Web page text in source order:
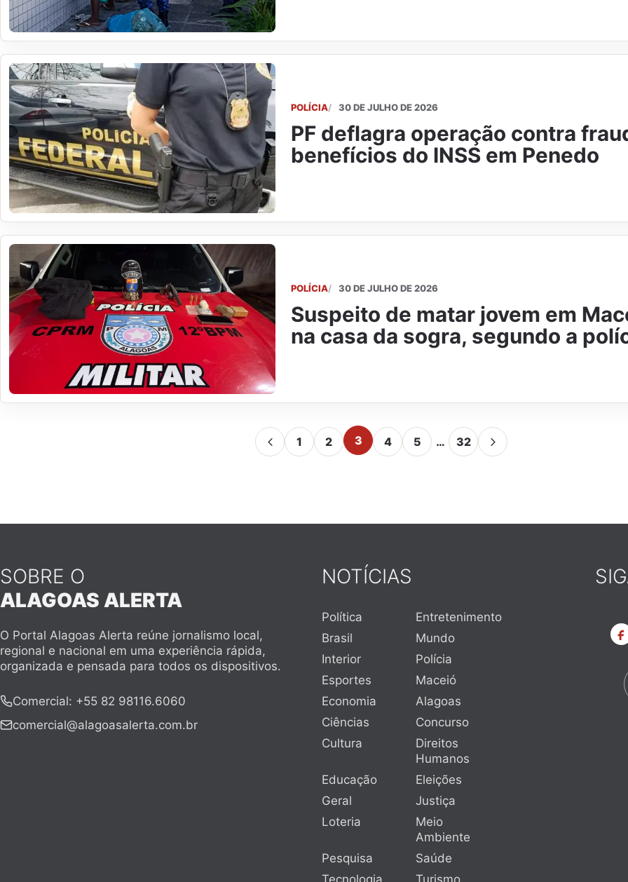
POLÍCIA 30 DE JULHO DE 2026
PF deflagra operação contra
benefícios do INSS em Penedo
POLÍCIA 30 DE JULHO DE 2026
Suspeito de matar jovem em
na casa da sogra, segundo a
1 2 3 4 5 … 32
SOBRE O
ALAGOAS ALERTA
O Portal Alagoas Alerta reúne jornalismo local,
regional e nacional em uma experiência rápida,
organizada e pensada para todos os dispositivos.
Comercial: +55 82 98116.6060
comercial@alagoasalerta.com.br
NOTÍCIAS
Política
Entretenimento
Brasil
Mundo
Interior
Polícia
Esportes
Maceió
Economia
Alagoas
Ciências
Concurso
Cultura
Direitos
Humanos
Educação
Eleições
Geral
Justiça
Loteria
Meio
Ambiente
Pesquisa
Saúde
Tecnologia
Turismo